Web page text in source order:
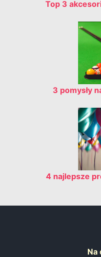
Top 3
3 pomysły
4 najlepsze
Na